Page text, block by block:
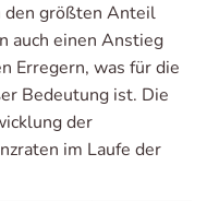
den größten Anteil
auch einen Anstieg
Erregern, was für die
Bedeutung ist. Die
der
im Laufe der